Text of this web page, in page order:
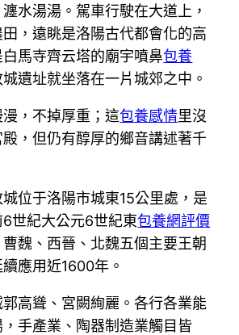
水湯湯。駕車行駛在大道上，
，遠眺是洛陽古代都會化的高
馬寺齊云塔的廟宇噴鼻包養
遺址就坐落在一片城郊之中。
，不掉厚重；這包養感情里沒
，但仍有醇厚的鄉音講述著千
位于洛陽市城東15公里處，是
世紀大公元6世紀東包養網評價
曹魏、西晉、北魏五個主要王朝
應用近1600年。
高聳、宮闕絢麗。各行各業能
手產業、陶器制造業觸目皆